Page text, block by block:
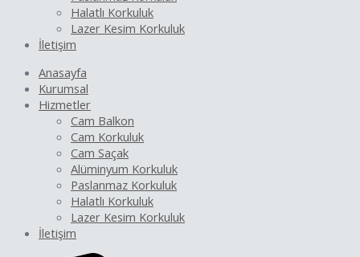
Halatlı Korkuluk
Lazer Kesim Korkuluk
İletişim
Anasayfa
Kurumsal
Hizmetler
Cam Balkon
Cam Korkuluk
Cam Saçak
Alüminyum Korkuluk
Paslanmaz Korkuluk
Halatlı Korkuluk
Lazer Kesim Korkuluk
İletişim